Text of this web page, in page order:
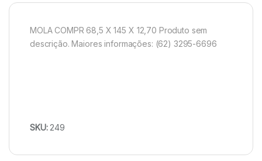
MOLA COMPR 68,5 X 145 X 12,70 Produto sem
descrição. Maiores informações: (62) 3295-6696
SKU: 249